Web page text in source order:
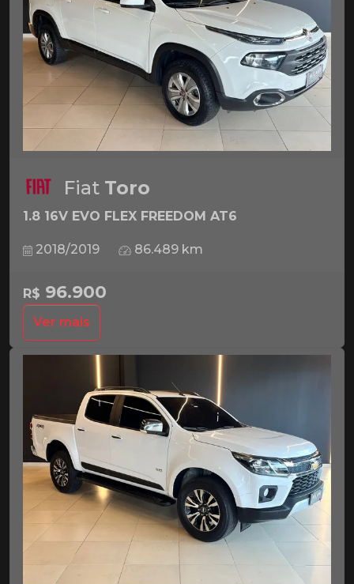
Fiat Toro
1.8 16V EVO FLEX FREEDOM AT6
2018/2019 86.489 km
R$ 96.900
Ver mais